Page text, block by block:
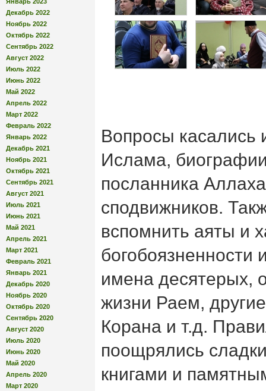
Декабрь 2022
Ноябрь 2022
Октябрь 2022
Сентябрь 2022
Август 2022
Июль 2022
Июнь 2022
Май 2022
Апрель 2022
Март 2022
Февраль 2022
Январь 2022
Декабрь 2021
Ноябрь 2021
Октябрь 2021
Сентябрь 2021
Август 2021
Июль 2021
Июнь 2021
Май 2021
Апрель 2021
Март 2021
Февраль 2021
Январь 2021
Декабрь 2020
Ноябрь 2020
Октябрь 2020
Сентябрь 2020
Август 2020
Июль 2020
Июнь 2020
Май 2020
Апрель 2020
Март 2020
Вопросы касались
Ислама,
посланника
сподвижников.
вспомнить аяты и
богобоязненности
имена десятерых,
жизни Раем,
Корана и т.д.
поощрялись
книгами и